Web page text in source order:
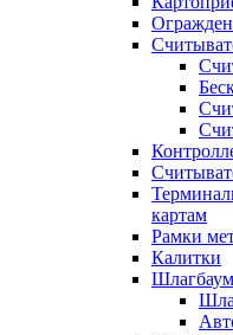
картам
Рамки
Калитки